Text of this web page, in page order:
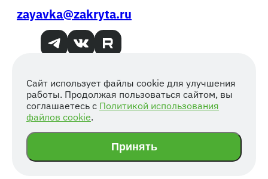
zayavka@zakryta.ru
Мнение редакции может не совпадать с мнением
авторов
Политика конфиденциальности
запрещено.
Сайт использует файлы cookie для улучшения
работы. Продолжая пользоваться сайтом, вы
соглашаетесь с Политикой использования
файлов cookie.
Принять